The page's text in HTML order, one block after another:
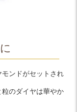
ンドがセットされ
のダイヤは華やか